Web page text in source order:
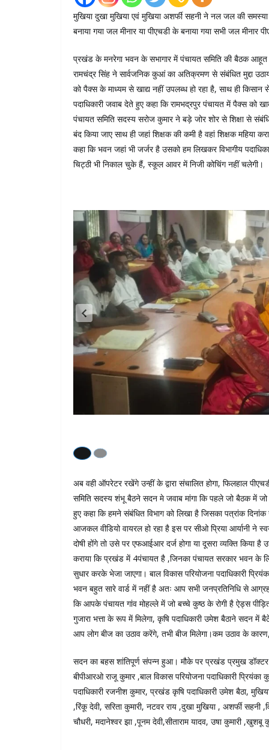
मुखिया दुखा मुखिया एवं मुखिया अशर्फी सहनी ने नल जल की
बनाया गया जल मीनार या पीएचडी के बनाया गया सभी जल मीनार
प्रखंड के मनरेगा भवन के सभागार में पंचायत समिति की बैठक आहूत
रामचंद्र सिंह ने सार्वजनिक कुआं का अतिक्रमण से संबंधित मुद्दा
को पैक्स के माध्यम से खाद्य नहीं उपलब्ध हो रहा है, साथ ही
पदाधिकारी जवाब देते हुए कहा कि रामभद्रपुर पंचायत में पैक्स
पंचायत समिति सदस्य सरोज कुमार ने बड़े जोर शोर से शिक्षा से
बंद किया जाए साथ ही जहां शिक्षक की कमी है वहां शिक्षक महिया
कहा कि भवन जहां भी जर्जर है उसको हम लिखकर विभागीय
चिट्ठी भी निकाल चुके हैं, स्कूल आवर में निजी कोचिंग नहीं चलेगी।
अब वही ऑपरेटर रखेंगे उन्हीं के द्वारा संचालित होगा, फिलहाल
समिति सदस्य शंभू बैठने सदन मे जवाब मांगा कि पहले जो बैठक में जो
हुए कहा कि हमने संबंधित विभाग को लिखा है जिसका पत्रांक
आजकल वीडियो वायरल हो रहा है इस पर सीओ प्रिया आर्यानी ने
दोषी होंगे तो उसे पर एफआईआर दर्ज होगा या दूसरा व्यक्ति
कराया कि प्रखंड में 4पंचायत है ,जिनका पंचायत सरकार भवन के
सुधार करके भेजा जाएगा‌। बाल विकास परियोजना पदाधिकारी
भवन बहुत सारे वार्ड में नहीं है अतः आप सभी जनप्रतिनिधि से
कि आपके पंचायत गांव मोहल्ले में जो बच्चे कुष्ठ के रोगी है ऐड्स
गुजारा भत्ता के रूप में मिलेगा, कृषि पदाधिकारी उमेश बैठाने सदन
आप लोग बीज का उठाव करेंगे, तभी बीज मिलेगा।कम उठाव के
सदन का बहस शांतिपूर्ण संपन्न हुआ। मौके पर प्रखंड प्रमुख डॉक्टर
बीपीआरओ राजू कुमार ,बाल विकास परियोजना पदाधिकारी प्रियंका
पदाधिकारी रजनीश कुमार, प्रखंड कृषि पदाधिकारी उमेश बैठा,
,रिंकू देवी, सरिता कुमारी, नटवर राय ,दुखा मुखिया , अशर्फी
चौधरी, मदानेश्वर झा ,पूनम देवी,सीताराम यादव, उषा कुमारी ,खुशबू